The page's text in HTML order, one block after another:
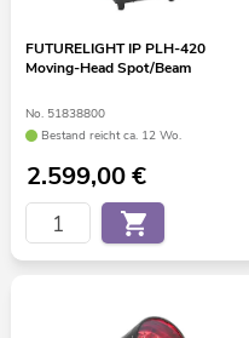
FUTURELIGHT IP PLH-420
Moving-Head Spot/Beam
No. 51838800
Bestand reicht ca. 12 Wo.
2.599,00€